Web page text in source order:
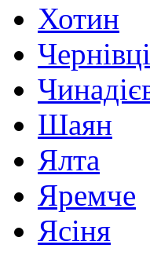
Хотин
Чернівці
Шаян
Ялта
Яремче
Ясіня